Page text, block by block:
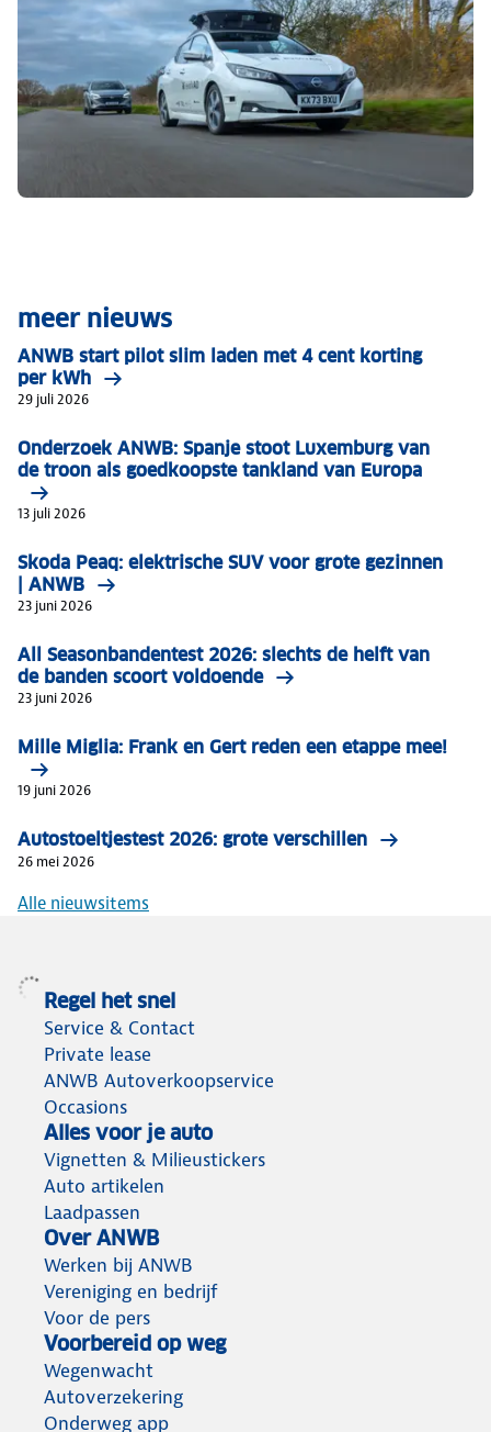
meer nieuws
ANWB start pilot slim laden met 4 cent korting
per kWh
29 juli 2026
Onderzoek ANWB: Spanje stoot Luxemburg van
de troon als goedkoopste tankland van Europa
13 juli 2026
Skoda Peaq: elektrische SUV voor grote gezinnen
| ANWB
23 juni 2026
All Seasonbandentest 2026: slechts de helft van
de banden scoort voldoende
23 juni 2026
Mille Miglia: Frank en Gert reden een etappe mee!
19 juni 2026
Autostoeltjestest 2026: grote verschillen
26 mei 2026
Alle nieuwsitems
Regel het snel
Service & Contact
Private lease
ANWB Autoverkoopservice
Occasions
Alles voor je auto
Vignetten & Milieustickers
Auto artikelen
Laadpassen
Over ANWB
Werken bij ANWB
Vereniging en bedrijf
Voor de pers
Voorbereid op weg
Wegenwacht
Autoverzekering
Onderweg app